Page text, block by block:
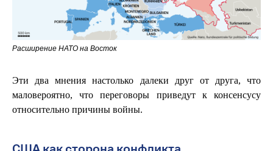
Расширение НАТО на Восток
Эти два мнения настолько далеки друг от друга, что
маловероятно, что переговоры приведут к консенсусу
относительно причины войны.